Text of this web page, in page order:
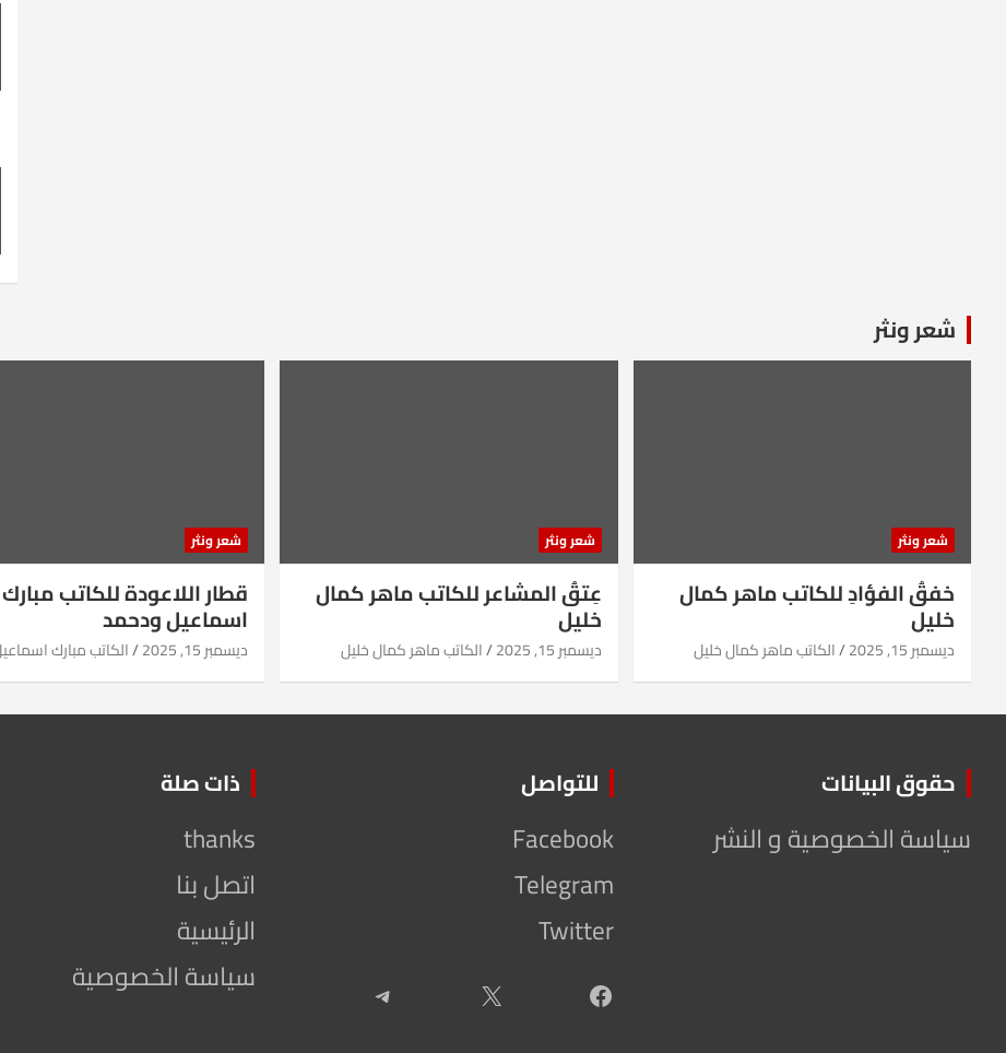
شعر ونثر
شعر ونثر
خفقُ الفؤادِ للكاتب ماهر كمال
خليل
ديسمبر 15, 2025 الكاتب ماهر كمال خليل
شعر ونثر
عِتقُ المشاعر للكاتب ماهر كمال
خليل
ديسمبر 15, 2025 الكاتب ماهر كمال خليل
شعر ونثر
قطار اللاعودة للكاتب مبارك
اسماعيل ودحمد
ديسمبر 15, 2025 الكاتب مبارك
حقوق البيانات
سياسة الخصوصية و النشر
للتواصل
Facebook
Telegram
Twitter
Facebook
X
Telegram
ذات صلة
thanks
اتصل بنا
الرئيسية
سياسة الخصوصية